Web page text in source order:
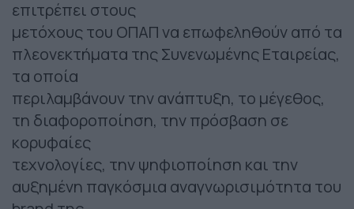
επιτρέπει στους
μετόχους του OΠΑΠ να επωφεληθούν από τα
πλεονεκτήματα της Συνενωμένης Εταιρείας,
τα οποία
περιλαμβάνουν την ανάπτυξη, το μέγεθος,
τη διαφοροποίηση, την πρόσβαση σε
κορυφαίες
τεχνολογίες, την ψηφιοποίηση και την
αυξημένη παγκόσμια αναγνωρισιμότητα του